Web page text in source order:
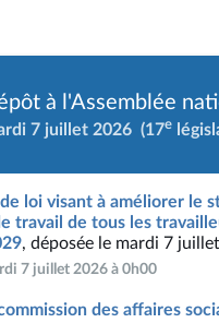
à l'Assemblée
7 juillet 2026 (17e
loi visant à améliorer le
travail de tous les
, déposée le mardi 7
7 juillet 2026 à 0h00
des affaires